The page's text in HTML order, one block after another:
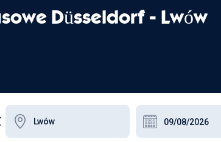
Düsseldorf - Lwów